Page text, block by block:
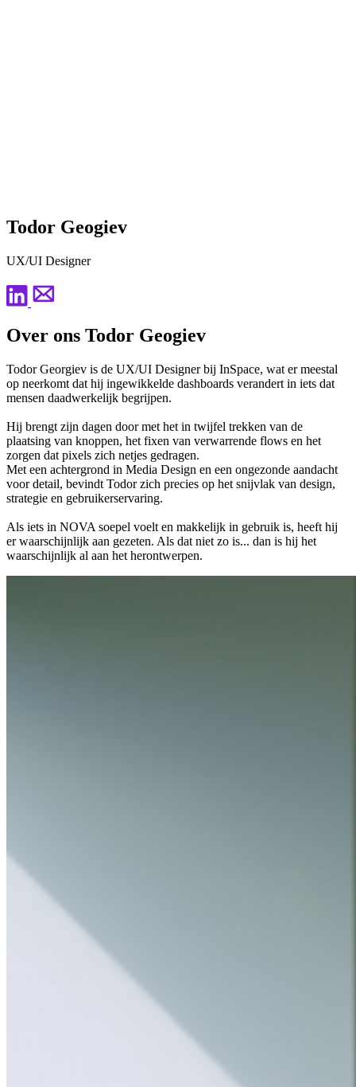
Todor Geogiev
UX/UI Designer
Over ons Todor Geogiev
Todor Georgiev is de UX/UI Designer bij InSpace, wat er meestal
op neerkomt dat hij ingewikkelde dashboards verandert in iets dat
mensen daadwerkelijk begrijpen.
Hij brengt zijn dagen door met het in twijfel trekken van de
plaatsing van knoppen, het fixen van verwarrende flows en het
zorgen dat pixels zich netjes gedragen.
Met een achtergrond in Media Design en een ongezonde aandacht
voor detail, bevindt Todor zich precies op het snijvlak van design,
strategie en gebruikerservaring.
Als iets in NOVA soepel voelt en makkelijk in gebruik is, heeft hij
er waarschijnlijk aan gezeten. Als dat niet zo is... dan is hij het
waarschijnlijk al aan het herontwerpen.